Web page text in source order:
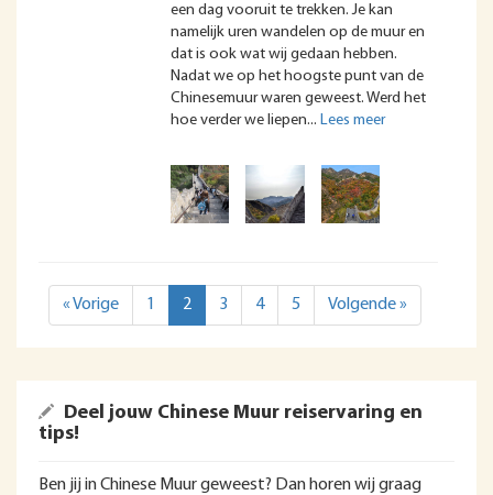
een dag vooruit te trekken. Je kan
namelijk uren wandelen op de muur en
dat is ook wat wij gedaan hebben.
Nadat we op het hoogste punt van de
Chinesemuur waren geweest. Werd het
hoe verder we liepen
« Vorige 1 2 3 4 5 Volgende »
Deel jouw Chinese Muur reiservaring en
tips!
Ben jij in Chinese Muur geweest? Dan horen wij graag